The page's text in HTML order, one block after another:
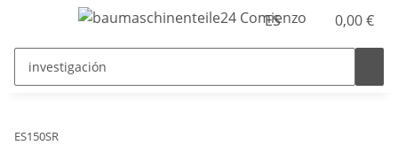
ES 0,00 €
ES150SR